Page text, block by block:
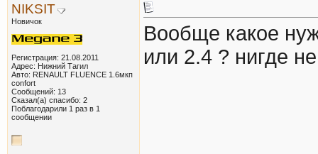
NIKSIT
Новичок
Регистрация: 21.08.2011
Адрес: Нижний Тагил
Авто: RENAULT FLUENCE 1.6мкп
confort
Сообщений: 13
Сказал(а) спасибо: 2
Поблагодарили 1 раз в 1
сообщении
Вообще какое
или 2.4 ? нигде